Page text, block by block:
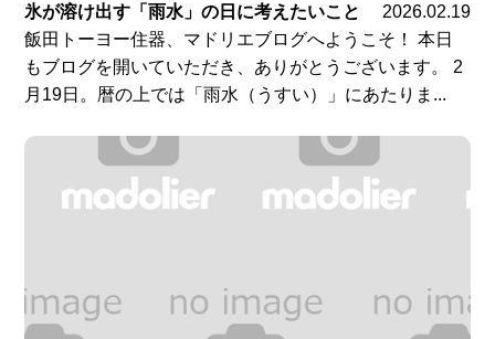
氷が溶け出す「雨水」の日に考えたいこと
2026.02.19
飯田トーヨー住器、マドリエブログへようこそ！ 本日
もブログを開いていただき、ありがとうございます。 2
月19日。暦の上では「雨水（うすい）」にあたりま...